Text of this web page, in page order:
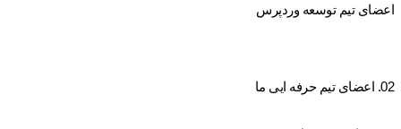
اعضای تیم توسعه وردپرس
02. اعضای تیم حرفه ایی ما